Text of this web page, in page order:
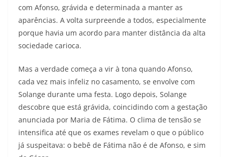
com Afonso, grávida e determinada a manter as
aparências. A volta surpreende a todos, especialmente
porque havia um acordo para manter distância da alta
sociedade carioca.
Mas a verdade começa a vir à tona quando Afonso,
cada vez mais infeliz no casamento, se envolve com
Solange durante uma festa. Logo depois, Solange
descobre que está grávida, coincidindo com a gestação
anunciada por Maria de Fátima. O clima de tensão se
intensifica até que os exames revelam o que o público
já suspeitava: o bebê de Fátima não é de Afonso, e sim